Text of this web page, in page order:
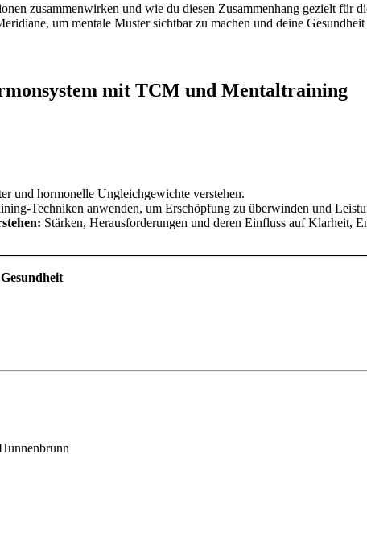
zusammenwirken und wie du diesen Zusammenhang gezielt für
um mentale Muster sichtbar zu machen und deine
mit TCM und Mentaltraining
und hormonelle Ungleichgewichte verstehen.
Techniken anwenden, um Erschöpfung zu überwinden und
Stärken, Herausforderungen und deren Einfluss auf Klarheit,